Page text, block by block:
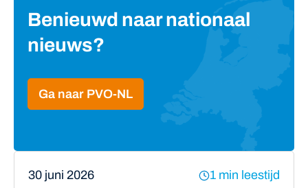
Benieuwd naar nationaal
nieuws?
Ga naar PVO-NL
30 juni 2026 1 min leestijd